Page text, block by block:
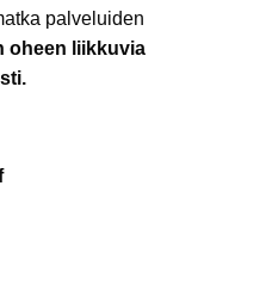
palveluiden
oheen liikkuvia